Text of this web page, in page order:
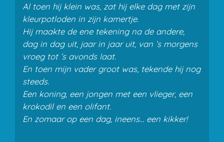
Al toen hij klein was, zat hij elke dag met zijn
kleurpotloden in zijn kamertje.
Hij maakte de ene tekening na de andere,
dag in dag uit, jaar in jaar uit, van ’s morgens
vroeg tot ’s avonds laat.
En toen mijn vader groot was, tekende hij nog
steeds.
Een koning, een jongen met een vlieger, een
krokodil en een olifant.
En zomaar op een dag, ineens… een kikker!